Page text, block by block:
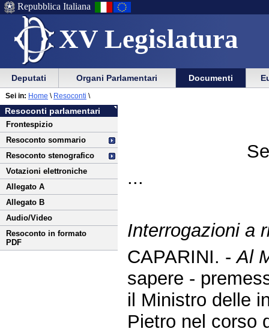
XV Legislatura
Menu
di
ausilio
alla
navigazione
Vai
Menu
di
navigazione
principale
Repubblica Italiana
Menu
di
navigazione
principale
Vai
menu
di
sezione
Deputati Organi Parlamentari Documenti
Vai
al
contenuto
Resoconti parlamentari
Frontespizio
Resoconto sommario
Resoconto stenografico
Votazioni elettroniche
Allegato A
Allegato B
Audio/Video
Resoconto in formato
PDF
Sei in: Home \ Resoconti \
...
Interrogazioni a
CAPARINI. -Al
sapere -
il Ministro delle
Pietro nel corso